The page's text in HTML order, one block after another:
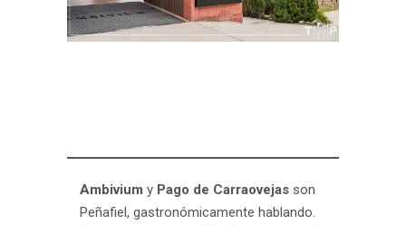
Ambivium y Pago de Carraovejas son
Peñafiel, gastronómicamente hablando.